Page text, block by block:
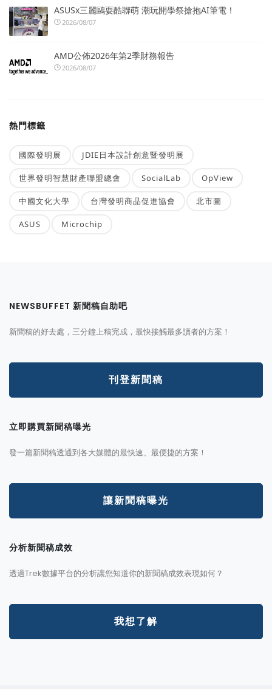
ASUSx三麗鷗耍酷聯萌 潮玩開學祭搶抱AI筆電！
2026/08/07
AMD公佈2026年第2季財務報告
2026/08/07
熱門標籤
國際發明展 JDIE日本設計創意暨發明展
世界發明智慧財產聯盟總會 SocialLab OpView
中國文化大學 台灣發明商品促進協會 北市圖
ASUS Microchip
NEWSBUFFET 新聞稿自助吧
新聞稿的好去處，三分鐘上稿完成，最快接觸最多讀者的方案！
刊登新聞稿
立即購買新聞稿曝光
發一篇新聞稿透通到各大媒體的最快速、最便捷的方案！
讓新聞稿曝光
分析新聞稿成效
透過Trek數據平台的分析讓您知道你的新聞稿成效表現如何？
我想了解